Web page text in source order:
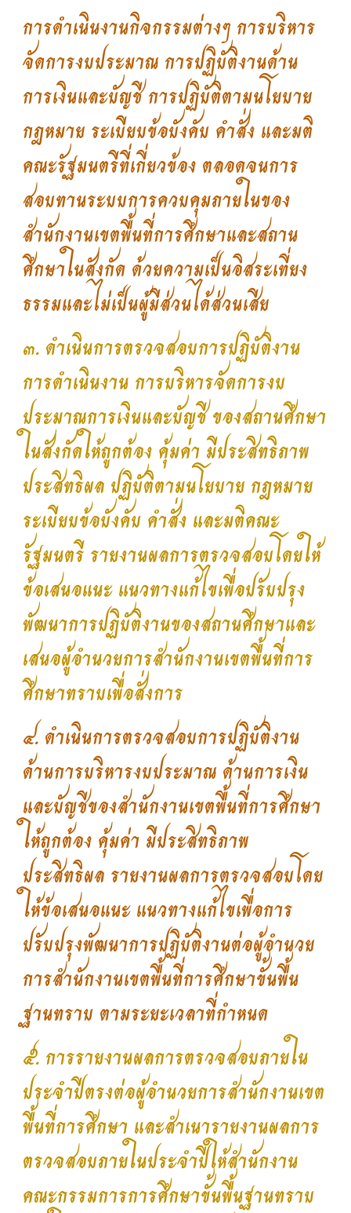
การดำเนินงานกิจกรรมต่างๆ การบริหาร
จัดการงบประมาณ การปฏิบัติงานด้าน
การเงินและบัญชี การปฏิบัติตามนโยบาย
กฎหมาย ระเบียบข้อบังคับ คำสั่ง และมติ
คณะรัฐมนตรีที่เกี่ยวข้อง ตลอดจนการ
สอบทานระบบการควบคุมภายในของ
สำนักงานเขตพื้นที่การศึกษาและสถาน
ศึกษาในสังกัด ด้วยความเป็นอิสระเที่ยง
ธรรมและไม่เป็นผู้มีส่วนได้ส่วนเสีย
๓. ดำเนินการตรวจสอบการปฏิบัติงาน
การดำเนินงาน การบริหารจัดการงบ
ประมาณการเงินและบัญชี ของสถานศึกษา
ในสังกัดให้ถูกต้อง คุ้มค่า มีประสิทธิภาพ
ประสิทธิผล ปฏิบัติตามนโยบาย กฎหมาย
ระเบียบข้อบังคับ คำสั่ง และมติคณะ
รัฐมนตรี รายงานผลการตรวจสอบโดยให้
ข้อเสนอแนะ แนวทางแก้ไขเพื่อปรับปรุง
พัฒนาการปฏิบัติงานของสถานศึกษาและ
เสนอผู้อำนวยการสำนักงานเขตพื้นที่การ
ศึกษาทราบเพื่อสั่งการ
๔. ดำเนินการตรวจสอบการปฏิบัติงาน
ด้านการบริหารงบประมาณ ด้านการเงิน
และบัญชีของสำนักงานเขตพื้นที่การศึกษา
ให้ถูกต้อง คุ้มค่า มีประสิทธิภาพ
ประสิทธิผล รายงานผลการตรวจสอบโดย
ให้ข้อเสนอแนะ แนวทางแก้ไขเพื่อการ
ปรับปรุงพัฒนาการปฏิบัติงานต่อผู้อำนวย
การสำนักงานเขตพื้นที่การศึกษาขั้นพื้น
ฐานทราบ ตามระยะเวลาที่กำหนด
๕. การรายงานผลการตรวจสอบภายใน
ประจำปีตรงต่อผู้อำนวยการสำนักงานเขต
พื้นที่การศึกษา และสำเนารายงานผลการ
ตรวจสอบภายในประจำปีให้สำนักงาน
คณะกรรมการการศึกษาขั้นพื้นฐานทราบ